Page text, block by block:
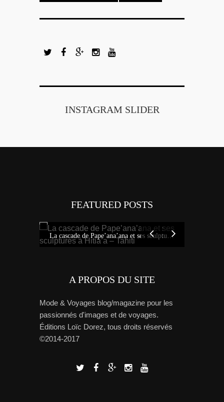
INSTAGRAM SLIDER
FEATURED POSTS
La cascade de Pape’ana’ana et ses sculptures à Hitia’a – Tahiti
A PROPOS DU SITE
Mode & Voyages blog/magazine pour les
passionnés d'images et de voyages.
Éditions Loïc Dorez, tous droits réservés
©2014-2017